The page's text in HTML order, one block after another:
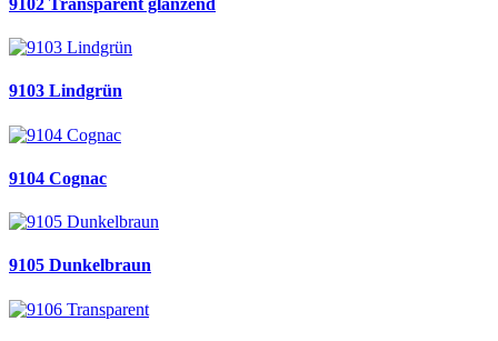
9103 Lindgrün
9104 Cognac
9105 Dunkelbraun